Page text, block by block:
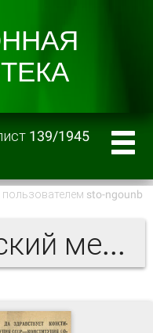
139/1945
sto-ngounb
Кулебакский металлист 1945 г.